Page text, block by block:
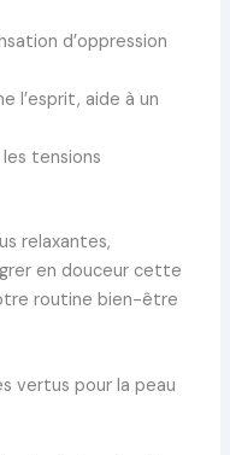
d’oppression
l’esprit, aide à un
tensions
relaxantes,
en douceur cette
routine bien-être
vertus pour la peau